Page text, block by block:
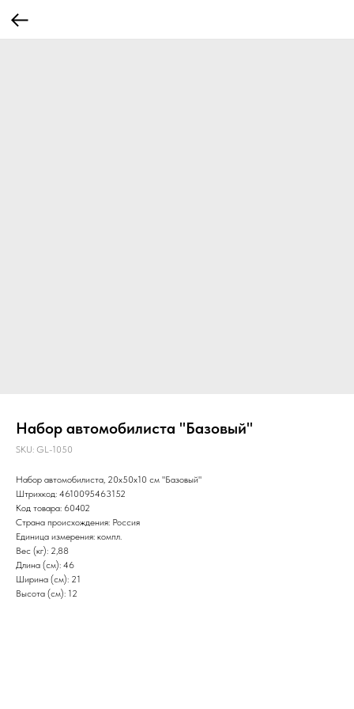
Набор автомобилиста "Базовый"
SKU: GL-1050
Набор автомобилиста, 20х50х10 см "Базовый"
Штрихкод: 4610095463152
Код товара: 60402
Страна происхождения: Россия
Единица измерения: компл.
Вес (кг): 2,88
Длина (см): 46
Ширина (см): 21
Высота (см): 12